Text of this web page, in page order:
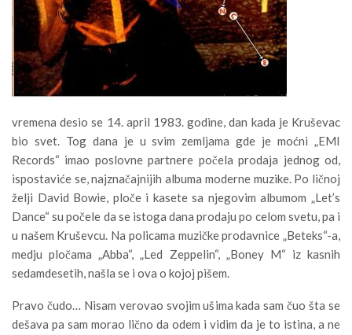
vremena desio se 14. april 1983. godine, dan kada je Kruševac
bio svet. Tog dana je u svim zemljama gde je moćni „EMI
Records“ imao poslovne partnere počela prodaja jednog od,
ispostaviće se, najznačajnijih albuma moderne muzike. Po ličnoj
želji David Bowie, ploče i kasete sa njegovim albumom „Let’s
Dance“ su počele da se istoga dana prodaju po celom svetu, pa i
u našem Kruševcu. Na policama muzičke prodavnice „Beteks“-a,
medju pločama „Abba“, „Led Zeppelin“, „Boney M“ iz kasnih
sedamdesetih, našla se i ova o kojoj pišem.
Pravo čudo… Nisam verovao svojim ušima kada sam čuo šta se
dešava pa sam morao lično da odem i vidim da je to istina, a ne